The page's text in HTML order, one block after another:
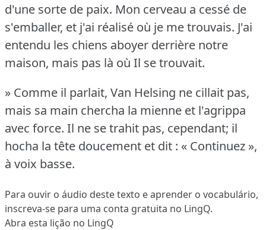
d'une sorte de paix. Mon cerveau a cessé de
s'emballer, et j'ai réalisé où je me trouvais. J'ai
entendu les chiens aboyer derrière notre
maison, mais pas là où Il se trouvait.
» Comme il parlait, Van Helsing ne cillait pas,
mais sa main chercha la mienne et l'agrippa
avec force. Il ne se trahit pas, cependant; il
hocha la tête doucement et dit : « Continuez »,
à voix basse.
Para ouvir o áudio deste texto e aprender o vocabulário,
inscreva-se para uma conta gratuita no LingQ.
Abra esta lição no LingQ